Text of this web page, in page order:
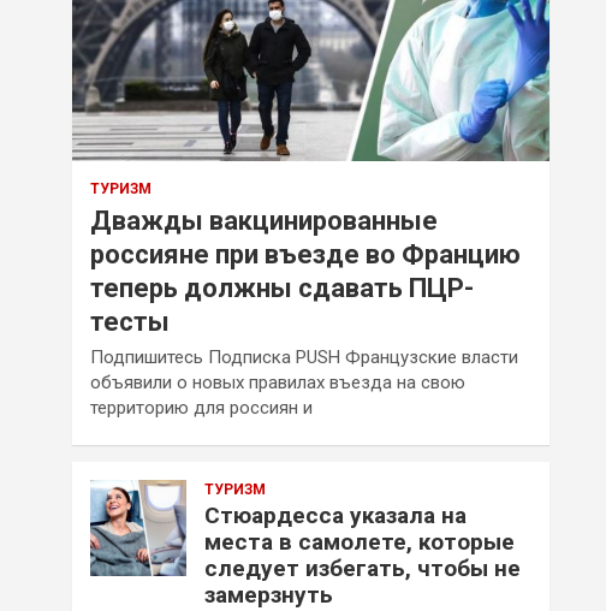
ТУРИЗМ
Дважды вакцинированные
россияне при въезде во Францию
теперь должны сдавать ПЦР-
тесты
Подпишитесь Подписка PUSH Французские власти
объявили о новых правилах въезда на свою
территорию для россиян и
ТУРИЗМ
Стюардесса указала на
места в самолете, которые
следует избегать, чтобы не
замерзнуть